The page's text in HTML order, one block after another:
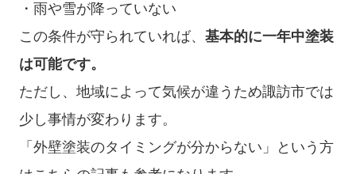
・雨や雪が降っていない
この条件が守られていれば、 基本的に一年中塗装
は可能です。
ただし、地域によって気候が違うため諏訪市では
少し事情が変わります。
「外壁塗装のタイミングが分からない」という方